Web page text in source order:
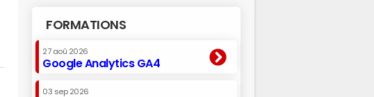
FORMATIONS
27 aoû 2026
Google Analytics GA4
03 sep 2026